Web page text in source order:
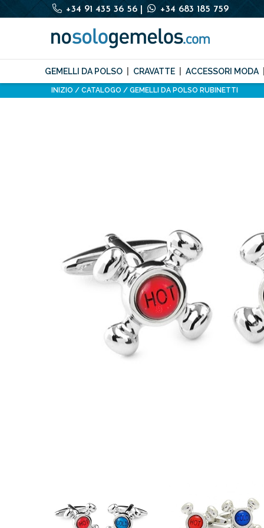
+34 91 435 36 56 +34 683 185 759
GEMELLI DA POLSO CRAVATTE ACCESSORI MODA
INIZIO CATALOGO GEMELLI DA POLSO RUBINETTI